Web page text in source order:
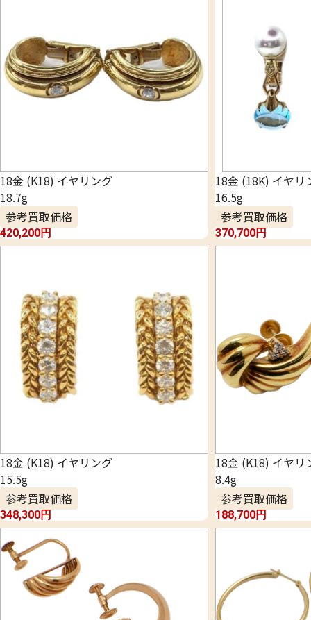
18金 (K18) イヤリング
18.7g
参考買取価格
420,200円
18金 (18K) イヤリ
16.5g
参考買取価格
370,700円
18金 (K18) イヤリング
15.5g
参考買取価格
348,300円
18金 (K18) イヤリ
8.4g
参考買取価格
188,700円